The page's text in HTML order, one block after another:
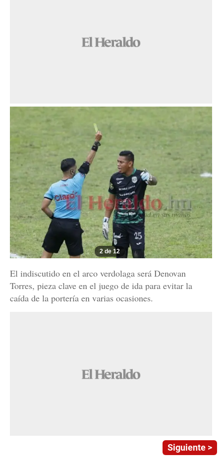
2 de 12
El indiscutido en el arco verdolaga será Denovan
Torres, pieza clave en el juego de ida para evitar la
caída de la portería en varias ocasiones.
Siguiente >